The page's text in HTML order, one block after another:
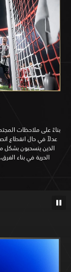
مدعومة
اتصال المنافسين، من
الفرق، والسماح بتطورات